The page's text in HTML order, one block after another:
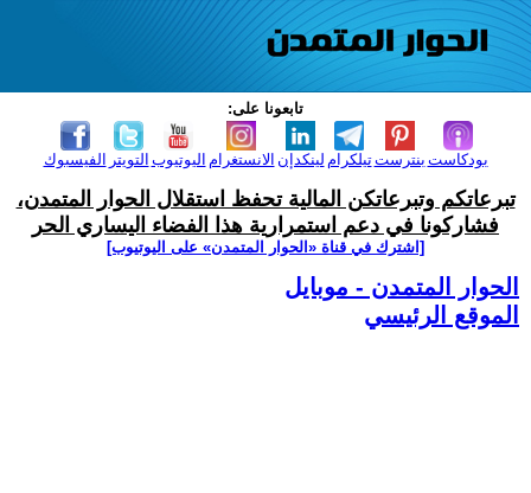
تابعونا على:
الفيسبوك التويتر اليوتيوب الانستغرام لينكدإن تيلكرامبنترست بودكاست
تبرعاتكم وتبرعاتكن المالية تحفظ استقلال الحوار المتمدن،
فشاركونا في دعم استمرارية هذا الفضاء اليساري الحر
[اشترك في قناة ‫«الحوار المتمدن» على اليوتيوب]
الحوار المتمدن - موبايل
الموقع الرئيسي